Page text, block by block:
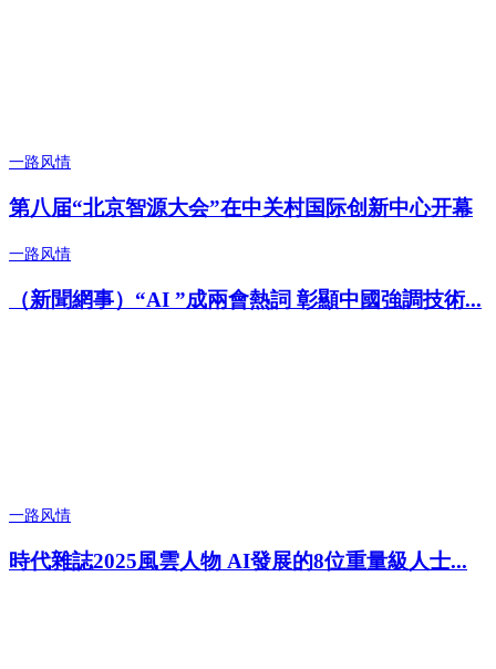
一路风情
第八届“北京智源大会”在中关村国际创新中心开幕
一路风情
（新聞網事）“AI ”成兩會熱詞 彰顯中國強調技術...
一路风情
時代雜誌2025風雲人物 AI發展的8位重量級人士...